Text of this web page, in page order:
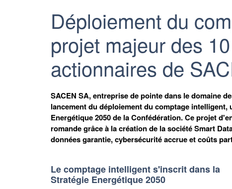
Déploiement du
projet majeur des
actionnaires de
SACEN SA, entreprise de pointe dans le domaine
lancement du déploiement du comptage
Energétique 2050 de la Confédération. Ce projet
romande grâce à la création de la société Smart
données garantie, cybersécurité accrue et coûts
Le comptage intelligent s'inscrit dans la
Stratégie Energétique 2050